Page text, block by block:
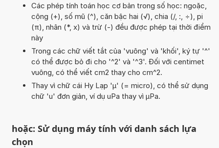
Các phép tính toán học cơ bản trong số học: ngoặc,
cộng (+), số mũ (^), căn bậc hai (√), chia (/, :, ÷), pi
(π), nhân (*, x) và trừ (-) đều được phép tại thời điểm
này
Trong các chữ viết tắt của 'vuông' và 'khối', ký tự '^'
có thể được bỏ đi cho '^2' và '^3'. Đối với centimet
vuông, có thể viết cm2 thay cho cm^2.
Thay vì chữ cái Hy Lạp 'µ' (= micro), có thể sử dụng
chữ 'u' đơn giản, ví dụ uPa thay vì µPa.
hoặc: Sử dụng máy tính với danh sách lựa
chọn